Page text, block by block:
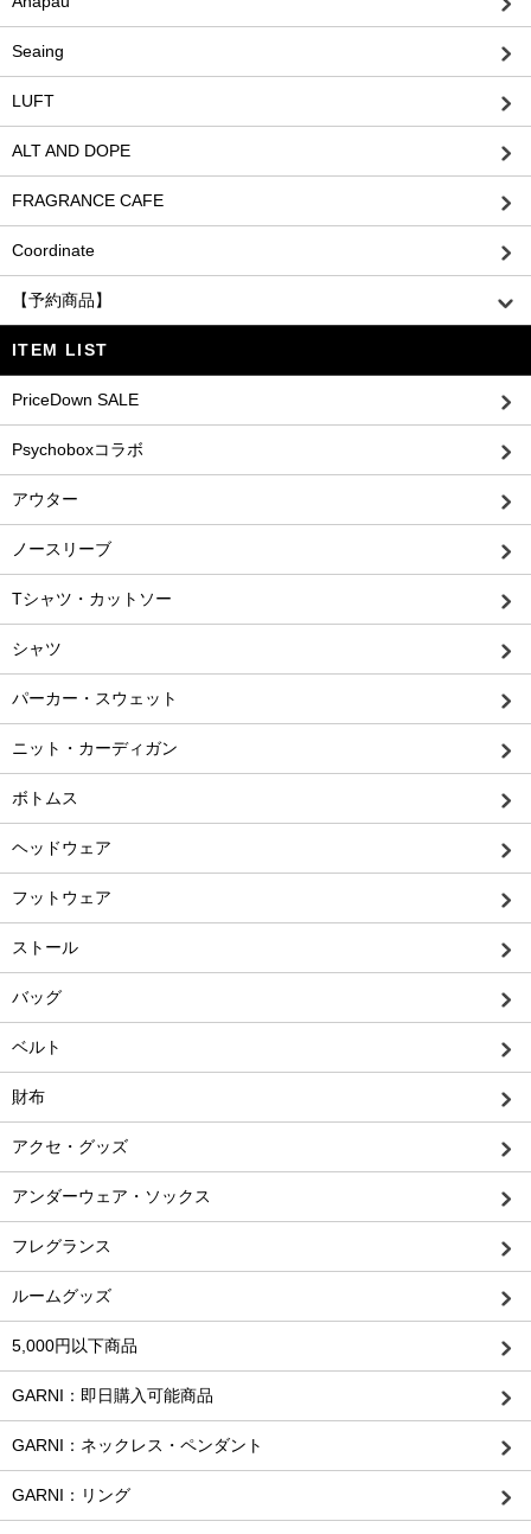
Seaing
LUFT
ALT AND DOPE
FRAGRANCE CAFE
Coordinate
【予約商品】
ITEM LIST
PriceDown SALE
Psychoboxコラボ
アウター
ノースリーブ
Tシャツ・カットソー
シャツ
パーカー・スウェット
ニット・カーディガン
ボトムス
ヘッドウェア
フットウェア
ストール
バッグ
ベルト
財布
アクセ・グッズ
アンダーウェア・ソックス
フレグランス
ルームグッズ
5,000円以下商品
GARNI：即日購入可能商品
GARNI：ネックレス・ペンダント
GARNI：リング